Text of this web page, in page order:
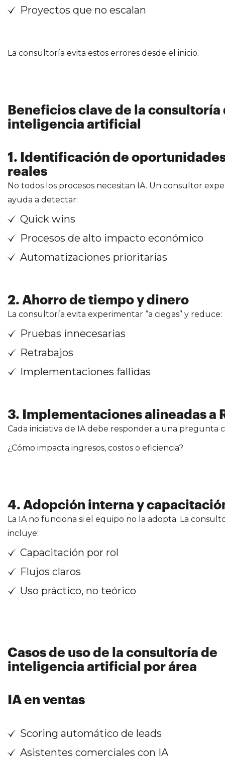
Proyectos que no escalan
La consultoría evita estos errores desde el inicio.
Beneficios clave de la consultoría
inteligencia artificial
1. Identificación de
reales
No todos los procesos necesitan IA. Un consultor
ayuda a detectar:
Quick wins
Procesos de alto impacto económico
Automatizaciones prioritarias
2. Ahorro de tiempo y dinero
La consultoría evita experimentar “a ciegas” y reduce:
Pruebas innecesarias
Retrabajos
Implementaciones fallidas
3. Implementaciones alineadas a
Cada iniciativa de IA debe responder a una pregunta
¿Cómo impacta ingresos, costos o eficiencia?
4. Adopción interna y
La IA no funciona si el equipo no la adopta. La
incluye:
Capacitación por rol
Flujos claros
Uso práctico, no teórico
Casos de uso de la consultoría de
inteligencia artificial por área
IA en ventas
Scoring automático de leads
Asistentes comerciales con IA